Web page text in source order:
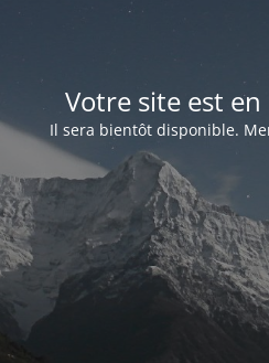
Votre site est
Il sera bientôt disponible.